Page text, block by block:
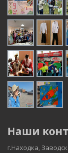
Наши
г.Находка,